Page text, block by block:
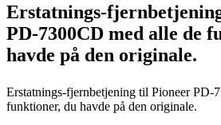
Erstatnings-
PD-7300CD med alle de
havde på den originale.
Erstatnings-fjernbetjening til Pioneer PD-
funktioner, du havde på den originale.